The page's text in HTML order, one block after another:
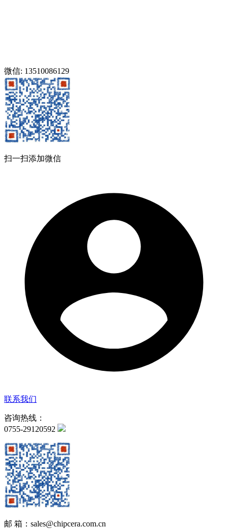
微信: 13510086129
扫一扫添加微信
联系我们
咨询热线：
0755-29120592
邮 箱：sales@chipcera.com.cn